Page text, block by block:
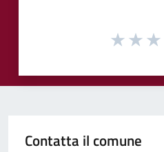
Contatta il comune